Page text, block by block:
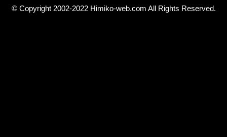
© Copyright 2002-2022 Himiko-web.com All Rights Reserved.